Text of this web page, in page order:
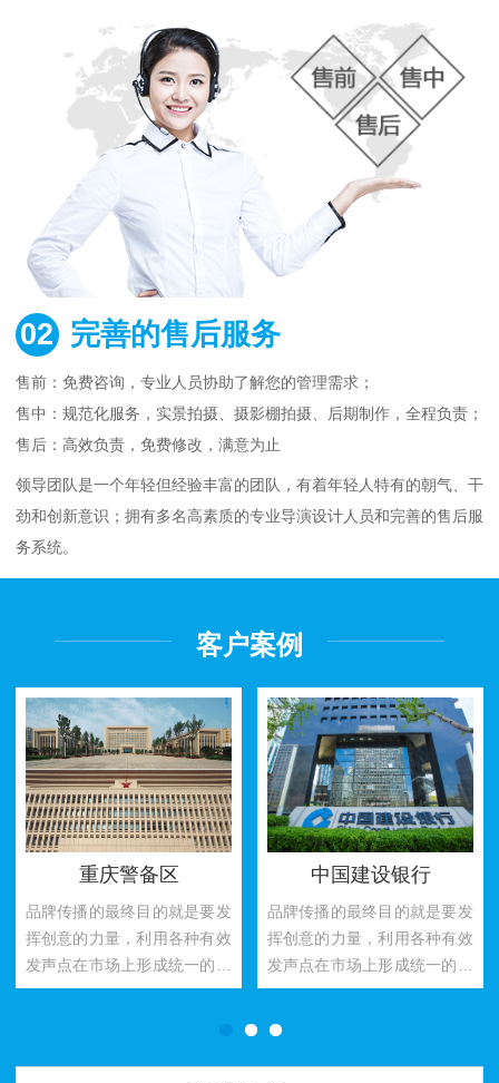
02 完善的售后服务
售前：免费咨询，专业人员协助了解您的管理需求；
售中：规范化服务，实景拍摄、摄影棚拍摄、后期制作，全程负责；
售后：高效负责，免费修改，满意为止
领导团队是一个年轻但经验丰富的团队，有着年轻人特有的朝气、干
劲和创新意识；拥有多名高素质的专业导演设计人员和完善的售后服
务系统。
客户案例
重庆警备区
品牌传播的最终目的就是要发
挥创意的力量，利用各种有效
发声点在市场上形成统一的、
多...
中国建设银行
品牌传播的最终目的就是要发
挥创意的力量，利用各种有效
发声点在市场上形成统一的、
多...